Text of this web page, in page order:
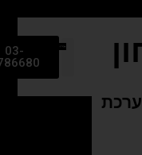
03-
9786680